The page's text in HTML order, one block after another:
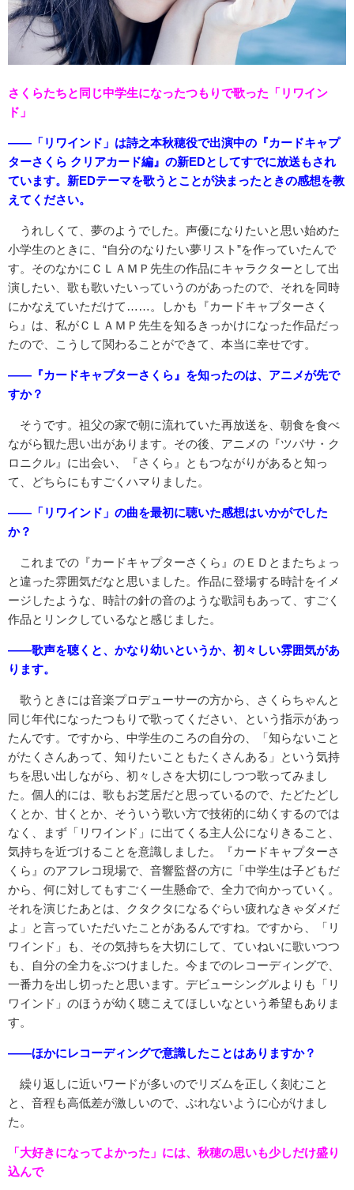
さくらたちと同じ中学生になったつもりで歌った「リワイン
ド」
――「リワインド」は詩之本秋穂役で出演中の『カードキャプ
ターさくら クリアカード編』の新EDとしてすでに放送もされ
ています。新EDテーマを歌うとことが決まったときの感想を教
えてください。
うれしくて、夢のようでした。声優になりたいと思い始めた
小学生のときに、“自分のなりたい夢リスト”を作っていたんで
す。そのなかにＣＬＡＭＰ先生の作品にキャラクターとして出
演したい、歌も歌いたいっていうのがあったので、それを同時
にかなえていただけて……。しかも『カードキャプターさく
ら』は、私がＣＬＡＭＰ先生を知るきっかけになった作品だっ
たので、こうして関わることができて、本当に幸せです。
――『カードキャプターさくら』を知ったのは、アニメが先で
すか？
そうです。祖父の家で朝に流れていた再放送を、朝食を食べ
ながら観た思い出があります。その後、アニメの『ツバサ・ク
ロニクル』に出会い、『さくら』ともつながりがあると知っ
て、どちらにもすごくハマりました。
――「リワインド」の曲を最初に聴いた感想はいかがでした
か？
これまでの『カードキャプターさくら』のＥＤとまたちょっ
と違った雰囲気だなと思いました。作品に登場する時計をイメ
ージしたような、時計の針の音のような歌詞もあって、すごく
作品とリンクしているなと感じました。
――歌声を聴くと、かなり幼いというか、初々しい雰囲気があ
ります。
歌うときには音楽プロデューサーの方から、さくらちゃんと
同じ年代になったつもりで歌ってください、という指示があっ
たんです。ですから、中学生のころの自分の、「知らないこと
がたくさんあって、知りたいこともたくさんある」という気持
ちを思い出しながら、初々しさを大切にしつつ歌ってみまし
た。個人的には、歌もお芝居だと思っているので、たどたどし
くとか、甘くとか、そういう歌い方で技術的に幼くするのでは
なく、まず「リワインド」に出てくる主人公になりきること、
気持ちを近づけることを意識しました。『カードキャプターさ
くら』のアフレコ現場で、音響監督の方に「中学生は子どもだ
から、何に対してもすごく一生懸命で、全力で向かっていく。
それを演じたあとは、クタクタになるぐらい疲れなきゃダメだ
よ」と言っていただいたことがあるんですね。ですから、「リ
ワインド」も、その気持ちを大切にして、ていねいに歌いつつ
も、自分の全力をぶつけました。今までのレコーディングで、
一番力を出し切ったと思います。デビューシングルよりも「リ
ワインド」のほうが幼く聴こえてほしいなという希望もありま
す。
――ほかにレコーディングで意識したことはありますか？
繰り返しに近いワードが多いのでリズムを正しく刻むこと
と、音程も高低差が激しいので、ぶれないように心がけまし
た。
「大好きになってよかった」には、秋穂の思いも少しだけ盛り
込んで